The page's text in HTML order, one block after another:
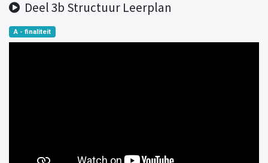
Deel 3b Structuur Leerplan
A - finaliteit